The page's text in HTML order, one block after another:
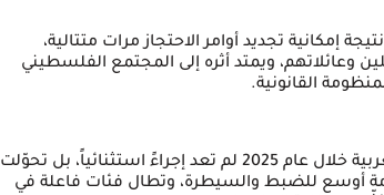
إمكانية تجديد أوامر الاحتجاز مرات متتالية،
وعائلاتهم، ويمتد أثره إلى المجتمع الفلسطيني
القانونية.
يخلص التقرير إلى أن سياسة الاعتقال الإداري في الضفة الغربية خلال عام 2025 لم تعد إجراءً استثنائياً، بل تحوّلت
أوسع للضبط والسيطرة، وتطال فئات فاعلة في